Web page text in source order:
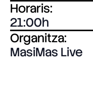
Horaris:
21:00
Organitza:
MasiMas Live